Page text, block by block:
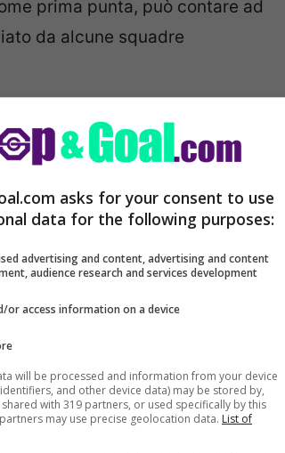
prima punta, può contare ad
da alcune squadre
offensivo. Ecco perché,
rossonero.
Sport,la dirigenza sta
che ha fatto cose
A.
asks for your consent to use
data for the following purposes:
advertising and content, advertising and content
audience research and services development
or access information on a device
will be processed and information from your device
and other device data) may be stored by,
with 319 partners, or used specifically by this
may use precise geolocation data. List of